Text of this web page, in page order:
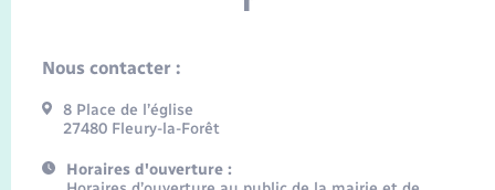
Nous contacter :
8 Place de l’église
27480 Fleury-la-Forêt
Horaires d'ouverture :